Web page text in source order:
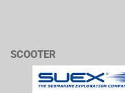
SCOOTER